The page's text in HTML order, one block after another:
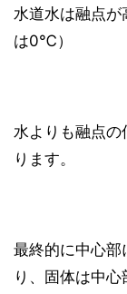
水道水は融点が
は0℃）
水よりも融点の
ります。
最終的に中心部
り、固体は中心